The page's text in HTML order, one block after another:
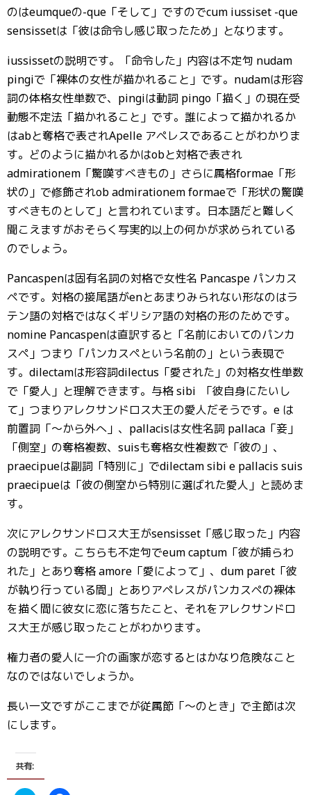
のはeumqueの-que「そして」ですのでcum iussiset -que
sensissetは「彼は命令し感じ取ったため」となります。
iussissetの説明です。「命令した」内容は不定句 nudam
pingiで「裸体の女性が描かれること」です。nudamは形容
詞の体格女性単数で、pingiは動詞 pingo「描く」の現在受
動態不定法「描かれること」です。誰によって描かれるか
はabと奪格で表されApelle アペレスであることがわかりま
す。どのように描かれるかはobと対格で表され
admirationem「驚嘆すべきもの」さらに属格formae「形
状の」で修飾されob admirationem formaeで「形状の驚嘆
すべきものとして」と言われています。日本語だと難しく
聞こえますがおそらく写実的以上の何かが求められている
のでしょう。
Pancaspenは固有名詞の対格で女性名 Pancaspe パンカス
ペです。対格の接尾語がenとあまりみられない形なのはラ
テン語の対格ではなくギリシア語の対格の形のためです。
nomine Pancaspenは直訳すると「名前においてのパンカ
スペ」つまり「パンカスペという名前の」という表現で
す。dilectamは形容詞dilectus「愛された」の対格女性単数
で「愛人」と理解できます。与格 sibi 「彼自身にたいし
て」つまりアレクサンドロス大王の愛人だそうです。e は
前置詞「〜から外へ」、pallacisは女性名詞 pallaca「妾」
「側室」の奪格複数、suisも奪格女性複数で「彼の」、
praecipueは副詞「特別に」でdilectam sibi e pallacis suis
praecipueは「彼の側室から特別に選ばれた愛人」と読めま
す。
次にアレクサンドロス大王がsensisset「感じ取った」内容
の説明です。こちらも不定句でeum captum「彼が捕らわ
れた」とあり奪格 amore「愛によって」、dum paret「彼
が執り行っている間」とありアペレスがパンカスペの裸体
を描く間に彼女に恋に落ちたこと、それをアレクサンドロ
ス大王が感じ取ったことがわかります。
権力者の愛人に一介の画家が恋するとはかなり危険なこと
なのではないでしょうか。
長い一文ですがここまでが従属節「〜のとき」で主節は次
にします。
共有: